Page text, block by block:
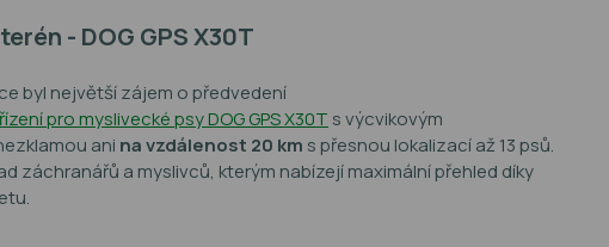
- DOG GPS X30T
byl největší zájem o předvedení
pro myslivecké psy DOG GPS X30T s výcvikovým
ani na vzdálenost 20 km s přesnou lokalizací až 13 psů.
záchranářů a myslivců, kterým nabízejí maximální přehled díky